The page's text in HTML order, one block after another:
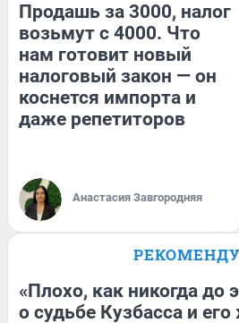
Продашь за 3000, налог
возьмут с 4000. Что
нам готовит новый
налоговый закон — он
коснется импорта и
даже репетиторов
Анастасия Завгородняя
«Плохо, как никогда до
о судьбе Кузбасса и